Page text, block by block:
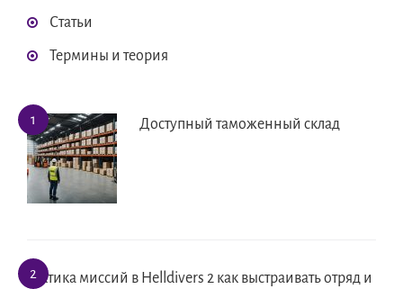
Статьи
Термины и теория
Доступный таможенный склад
Тактика миссий в Helldivers 2 как выстраивать отряд и